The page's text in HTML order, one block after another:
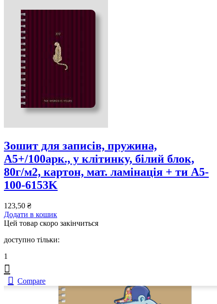
Зошит для записів, пружина,
А5+/100арк., у клітинку, білий блок,
80г/м2, картон, мат. ламінація + ти A5-
100-6153K
123,50 ₴
Додати в кошик
Цей товар скоро закінчиться
доступно тільки:
1
Compare